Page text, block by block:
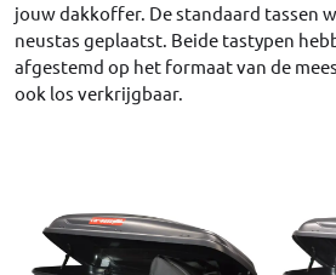
jouw dakkoffer. De standaard tassen
neustas geplaatst. Beide tastypen
afgestemd op het formaat van de
ook los verkrijgbaar.